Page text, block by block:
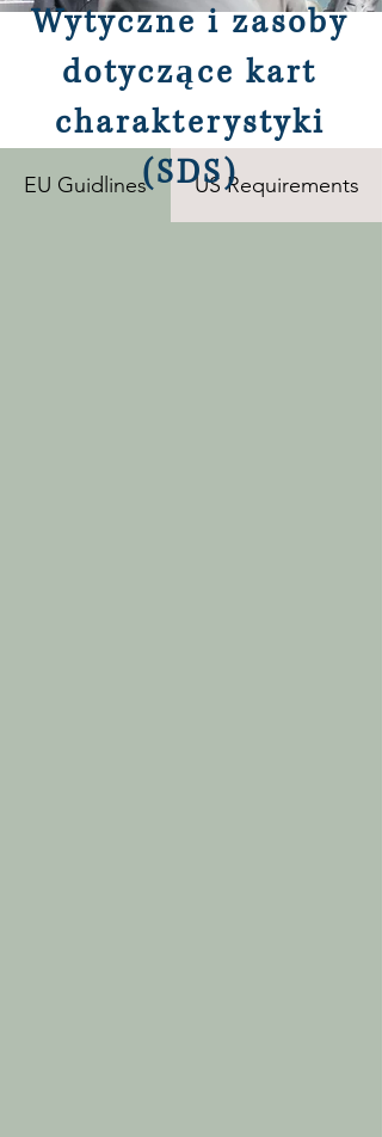
EU Guidlines US Requirements
Wytyczne i zasoby
dotyczące kart
charakterystyki
(SDS)